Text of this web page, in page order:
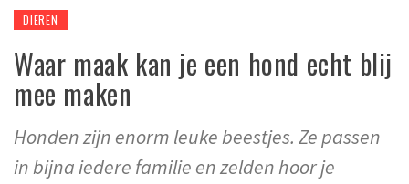
DIEREN
Waar maak kan je een hond echt blij
mee maken
Honden zijn enorm leuke beestjes. Ze passen
in bijna iedere familie en zelden hoor je